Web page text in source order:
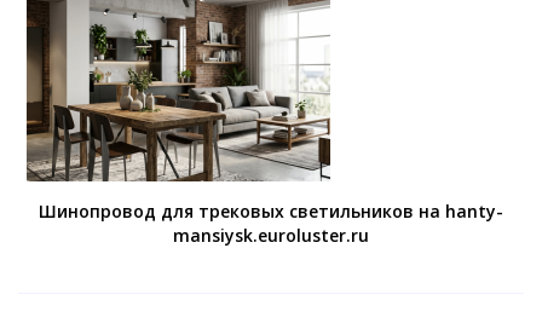
Шинопровод для трековых светильников на hanty-
mansiysk.euroluster.ru